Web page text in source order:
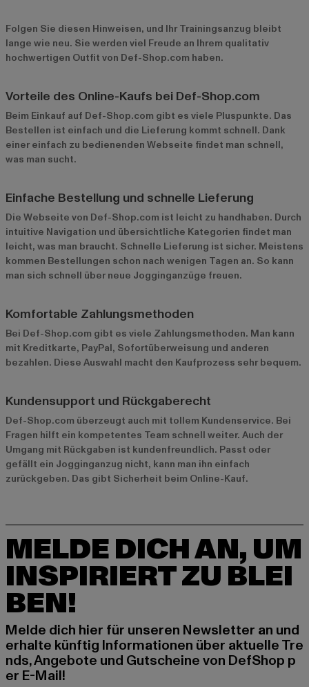
Folgen Sie diesen Hinweisen, und Ihr Trainingsanzug bleibt
lange wie neu. Sie werden viel Freude an Ihrem qualitativ
hochwertigen Outfit von Def-Shop.com haben.
Vorteile des Online-Kaufs bei Def-Shop.com
Beim Einkauf auf Def-Shop.com gibt es viele Pluspunkte. Das
Bestellen ist einfach und die Lieferung kommt schnell. Dank
einer einfach zu bedienenden Webseite findet man schnell,
was man sucht.
Einfache Bestellung und schnelle Lieferung
Die Webseite von Def-Shop.com ist leicht zu handhaben. Durch
intuitive Navigation und übersichtliche Kategorien findet man
leicht, was man braucht. Schnelle Lieferung ist sicher. Meistens
kommen Bestellungen schon nach wenigen Tagen an. So kann
man sich schnell über neue Jogginganzüge freuen.
Komfortable Zahlungsmethoden
Bei Def-Shop.com gibt es viele Zahlungsmethoden. Man kann
mit Kreditkarte, PayPal, Sofortüberweisung und anderen
bezahlen. Diese Auswahl macht den Kaufprozess sehr bequem.
Kundensupport und Rückgaberecht
Def-Shop.com überzeugt auch mit tollem Kundenservice. Bei
Fragen hilft ein kompetentes Team schnell weiter. Auch der
Umgang mit Rückgaben ist kundenfreundlich. Passt oder
gefällt ein Jogginganzug nicht, kann man ihn einfach
zurückgeben. Das gibt Sicherheit beim Online-Kauf.
MELDE DICH AN, UM
INSPIRIERT ZU BLEI
BEN!
Melde dich hier für unseren Newsletter an und
erhalte künftig Informationen über aktuelle Tre
nds, Angebote und Gutscheine von DefShop p
er E-Mail!